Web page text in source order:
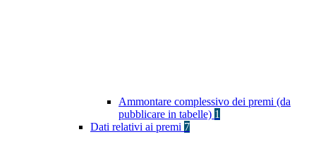
Ammontare complessivo dei premi (da
pubblicare in tabelle) 1
Dati relativi ai premi 7